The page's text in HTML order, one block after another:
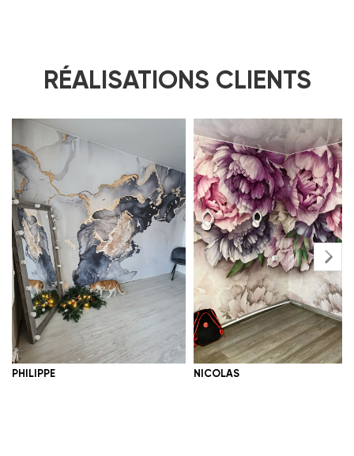
RÉALISATIONS CLIENTS
PHILIPPE NICOLAS